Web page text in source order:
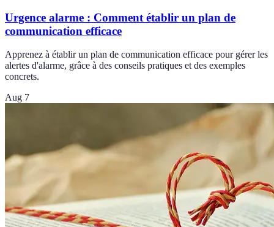
Urgence alarme : Comment établir un plan de
communication efficace
Apprenez à établir un plan de communication efficace pour gérer les
alertes d'alarme, grâce à des conseils pratiques et des exemples
concrets.
Aug 7